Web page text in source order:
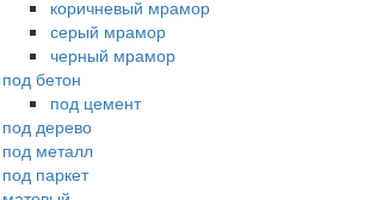
коричневый мрамор
серый мрамор
черный мрамор
под бетон
под цемент
под дерево
под металл
под паркет